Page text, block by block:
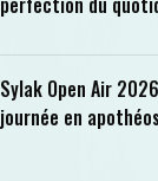
Sylak Open Air
journée en